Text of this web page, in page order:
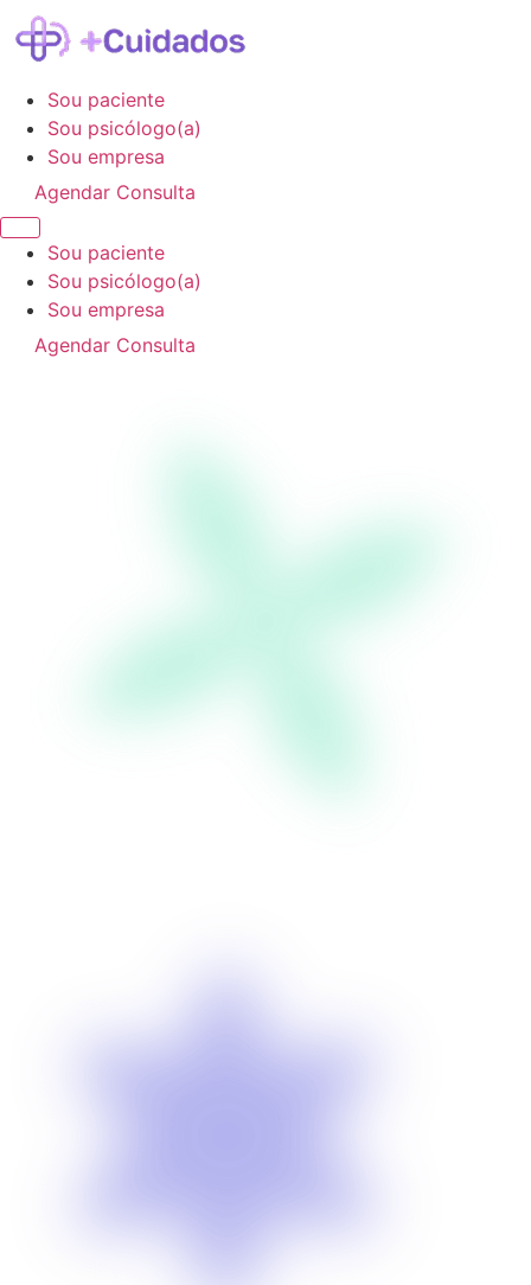
Sou paciente
Sou psicólogo(a)
Sou empresa
Agendar Consulta
Sou paciente
Sou psicólogo(a)
Sou empresa
Agendar Consulta